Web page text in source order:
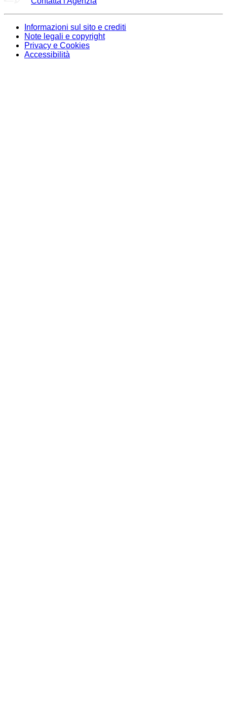
Informazioni sul sito e crediti
Note legali e copyright
Privacy e Cookies
Accessibilità